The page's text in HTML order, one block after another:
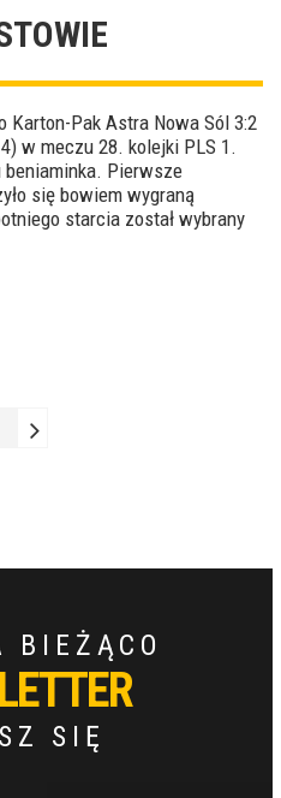
Karton-Pak Astra Nowa Sól 3:2
w meczu 28. kolejki PLS 1.
beniaminka. Pierwsze
się bowiem wygraną
starcia został wybrany
BIEŻĄCO
SIĘ